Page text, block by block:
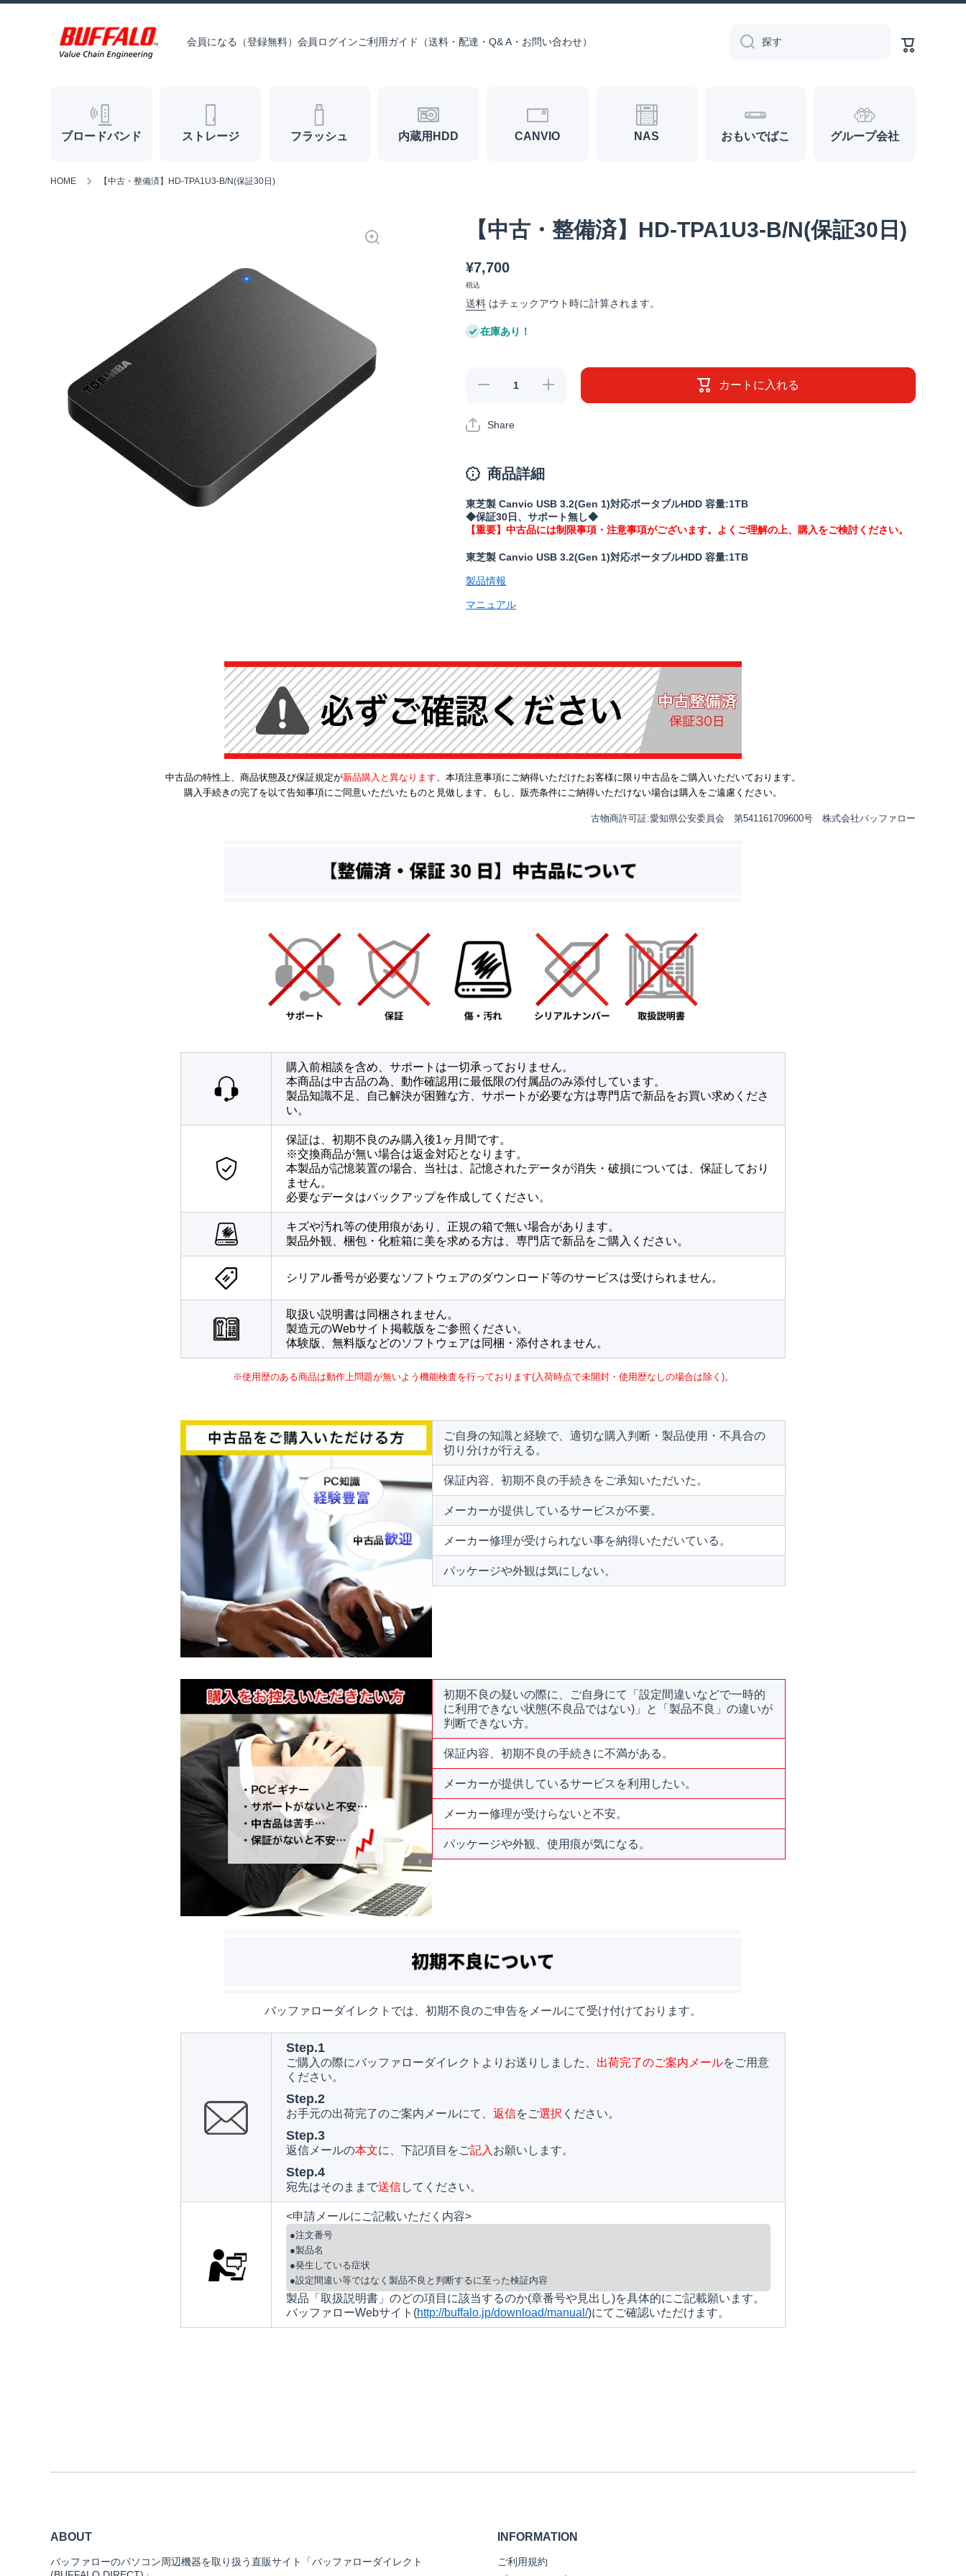
会員になる（登録無料） 会員ログインご利用ガイド（送料・配達・Q& A・お問い合わせ） 探す
ー
ト
ブロードバンド ストレージ フラッシュ 内蔵用HDD CANVIO NAS おもいでばこ グループ会社
HOME 【中古・整備済】HD-TPA1U3-B/N(保証30日)
【中古・整備済】HD-TPA1U3-B/N(保証30日)
¥7,700
税込
送料 はチェックアウト時に計算されます。
在庫あり！
【中古・
TPA1U3-
B/N(保証
らす
【中古・
カートに入れる
Share
商品詳細
東芝製 Canvio USB 3.2(Gen 1)対応ポータブルHDD 容量:1TB
◆保証30日、サポート無し◆
【重要】中古品には制限事項・注意事項がございます。よくご理解の上、購入をご検討ください。
東芝製 Canvio USB 3.2(Gen 1)対応ポータブルHDD 容量:1TB
製品情報
マニュアル
中古品の特性上、商品状態及び保証規定が新品購入と異なります。 本項注意事項にご納得いただけたお客様に限り中古品をご購入いただいております。
購入手続きの完了を以て告知事項にご同意いただいたものと見做します。もし、販売条件にご納得いただけない場合は購入をご遠慮ください。
古物商許可証:愛知県公安委員会 第541161709600号 株式会社バッファロー
購入前相談を含め、サポートは一切承っておりません。
本商品は中古品の為、動作確認用に最低限の付属品のみ添付しています。
製品知識不足、自己解決が困難な方、サポートが必要な方は専門店で新品をお買い求めくださ
い。
保証は、初期不良のみ購入後1ヶ月間です。
※交換商品が無い場合は返金対応となります。
本製品が記憶装置の場合、当社は、記憶されたデータが消失・破損については、保証しており
ません。
必要なデータはバックアップを作成してください。
キズや汚れ等の使用痕があり、正規の箱で無い場合があります。
製品外観、梱包・化粧箱に美を求める方は、専門店で新品をご購入ください。
シリアル番号が必要なソフトウェアのダウンロード等のサービスは受けられません。
取扱い説明書は同梱されません。
製造元のWebサイト掲載版をご参照ください。
体験版、無料版などのソフトウェアは同梱・添付されません。
※使用歴のある商品は動作上問題が無いよう機能検査を行っております(入荷時点で未開封・使用歴なしの場合は除く)。
ご自身の知識と経験で、適切な購入判断・製品使用・不具合の
切り分けが行える。
保証内容、初期不良の手続きをご承知いただいた。
メーカーが提供しているサービスが不要。
メーカー修理が受けられない事を納得いただいている。
パッケージや外観は気にしない。
初期不良の疑いの際に、ご自身にて「設定間違いなどで一時的
に利用できない状態(不良品ではない)」と「製品不良」の違いが
判断できない方。
保証内容、初期不良の手続きに不満がある。
メーカーが提供しているサービスを利用したい。
メーカー修理が受けらないと不安。
パッケージや外観、使用痕が気になる。
バッファローダイレクトでは、初期不良のご申告をメールにて受け付けております。
Step.1
ご購入の際にバッファローダイレクトよりお送りしました、 出荷完了のご案内メールをご用意
ください。
Step.2
お手元の出荷完了のご案内メールにて、 返信をご選択 ください。
Step.3
返信メールの本文に、下記項目をご記入 お願いします。
Step.4
宛先はそのままで送信してください。
<申請メールにご記載いただく内容>
●注文番号
●製品名
●発生している症状
●設定間違い等ではなく製品不良と判断するに至った検証内容
製品「取扱説明書」のどの項目に該当するのか(章番号や見出し)を具体的にご記載願います。
バッファローWebサイト(http://buffalo.jp/download/manual/)にてご確認いただけます。
ABOUT
バッファローのパソコン周辺機器を取り扱う直販サイト「バッファローダイレクト
INFORMATION
ご利用規約